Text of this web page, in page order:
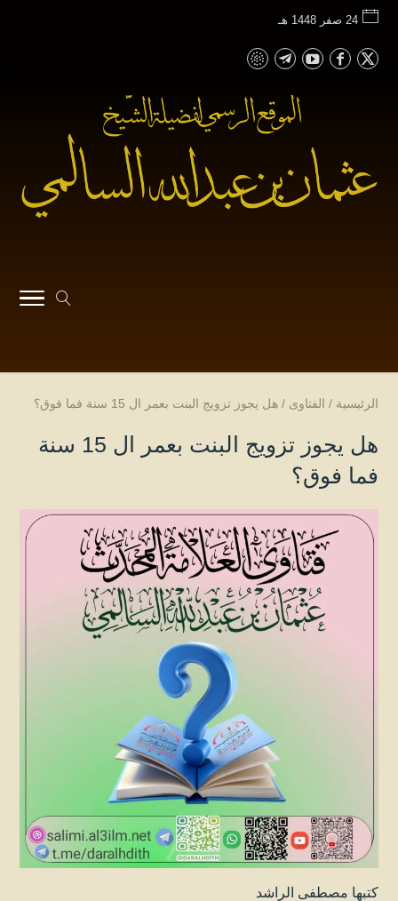
24 صفر 1448 هـ
الرئيسية / الفتاوى / هل يجوز تزويج البنت بعمر ال 15 سنة فما فوق؟
هل يجوز تزويج البنت بعمر ال 15 سنة
فما فوق؟
كتبها مصطفى الراشد